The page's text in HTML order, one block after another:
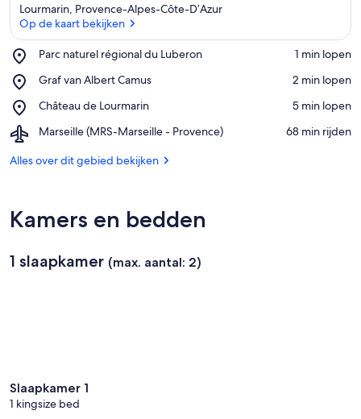
Lourmarin, Provence-Alpes-Côte-D’Azur
Op de kaart bekijken
Parc naturel régional du Luberon
Place,
naturel
du
Luberon
‪1 min lopen‬
Graf van Albert Camus
Place,
van
Camus
‪2 min lopen‬
Château de Lourmarin
Place,
de
‪5 min lopen‬
Marseille (MRS-Marseille - Provence)
Airport,
(MRS-
‪68 min rijden‬
Alles over dit gebied bekijken
Kamers en bedden
1 slaapkamer (max. aantal: 2)
Slaapkamer 1
1 kingsize bed